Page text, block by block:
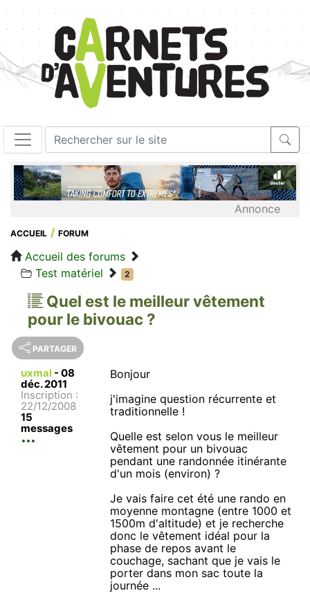
Annonce
ACCUEIL FORUM
Accueil des forums
Test matériel
2
Quel est le meilleur vêtement
pour le bivouac ?
PARTAGER
uxmal - 08
déc. 2011
Inscription :
22/12/2008
15
messages
Bonjour
j'imagine question récurrente et
traditionnelle !
Quelle est selon vous le meilleur
vêtement pour un bivouac
pendant une randonnée itinérante
d'un mois (environ) ?
Je vais faire cet été une rando en
moyenne montagne (entre 1000 et
1500m d'altitude) et je recherche
donc le vêtement idéal pour la
phase de repos avant le
couchage, sachant que je vais le
porter dans mon sac toute la
journée ...